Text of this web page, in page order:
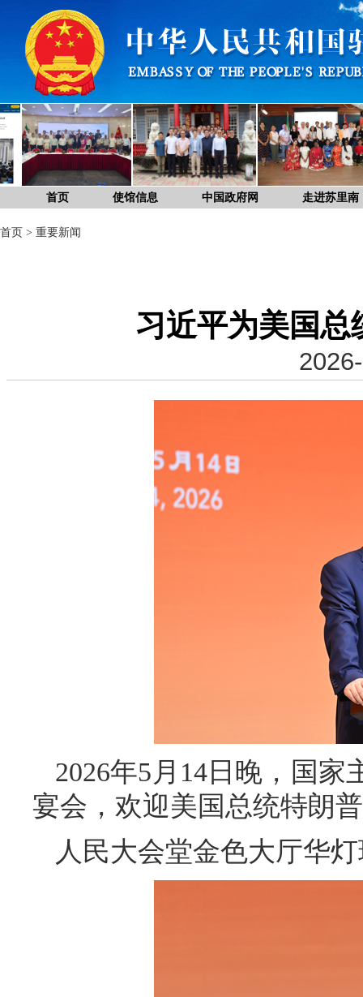
首页 使馆信息 中国政府网 走进苏里南
首页 > 重要新闻
习近平为美国
2026年5月14日晚，国
宴会，欢迎美国总统特朗
人民大会堂金色大厅华